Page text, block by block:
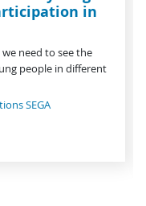
in
need to see the
people in different
SEGA